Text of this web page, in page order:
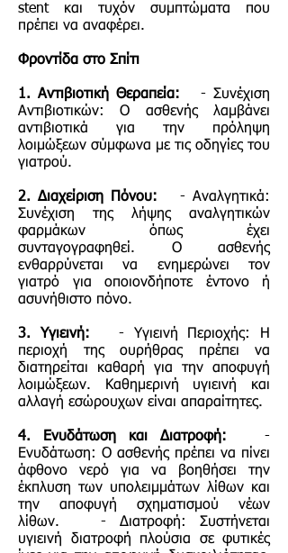
stent και τυχόν συμπτώματα που
πρέπει να αναφέρει.
Φροντίδα στο Σπίτι
1. Αντιβιοτική Θεραπεία: - Συνέχιση
Αντιβιοτικών: Ο ασθενής λαμβάνει
αντιβιοτικά για την πρόληψη
λοιμώξεων σύμφωνα με τις οδηγίες του
γιατρού.
2. Διαχείριση Πόνου: - Αναλγητικά:
Συνέχιση της λήψης αναλγητικών
φαρμάκων όπως έχει
συνταγογραφηθεί. Ο ασθενής
ενθαρρύνεται να ενημερώνει τον
γιατρό για οποιονδήποτε έντονο ή
ασυνήθιστο πόνο.
3. Υγιεινή: - Υγιεινή Περιοχής: Η
περιοχή της ουρήθρας πρέπει να
διατηρείται καθαρή για την αποφυγή
λοιμώξεων. Καθημερινή υγιεινή και
αλλαγή εσώρουχων είναι απαραίτητες.
4. Ενυδάτωση και Διατροφή: -
Ενυδάτωση: Ο ασθενής πρέπει να πίνει
άφθονο νερό για να βοηθήσει την
έκπλυση των υπολειμμάτων λίθων και
την αποφυγή σχηματισμού νέων
λίθων. - Διατροφή: Συστήνεται
υγιεινή διατροφή πλούσια σε φυτικές